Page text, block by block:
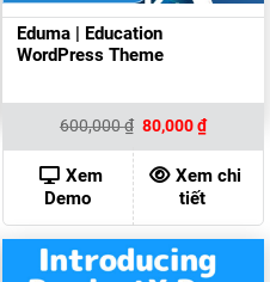
Eduma | Education
WordPress Theme
600,000₫ Giá
gốc
là:
600,000 ₫.
80,000₫Giá
hiện
tại
là:
80,000
Xem
Demo
Xem chi
tiết